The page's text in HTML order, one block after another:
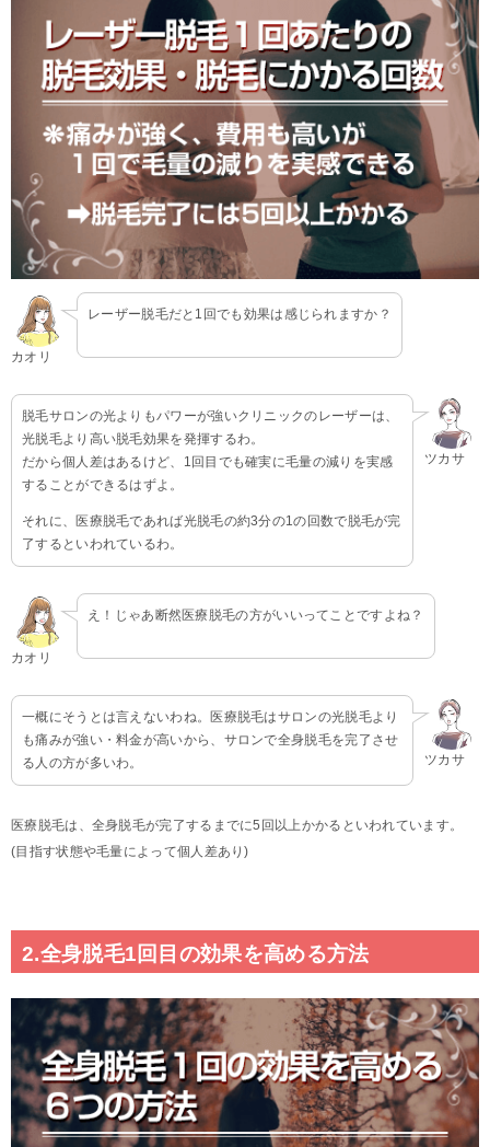
カオリ
レーザー脱毛だと1回でも効果は感じられますか？
ツカサ
脱毛サロンの光よりもパワーが強いクリニックのレーザーは、
光脱毛より高い脱毛効果を発揮するわ。
だから個人差はあるけど、1回目でも確実に毛量の減りを実感
することができるはずよ。
それに、医療脱毛であれば光脱毛の約3分の1の回数で脱毛が完
了するといわれているわ。
カオリ
え！じゃあ断然医療脱毛の方がいいってことですよね？
ツカサ
一概にそうとは言えないわね。医療脱毛はサロンの光脱毛より
も痛みが強い・料金が高いから、サロンで全身脱毛を完了させ
る人の方が多いわ。
医療脱毛は、全身脱毛が完了するまでに5回以上かかるといわれています。
(目指す状態や毛量によって個人差あり)
2.全身脱毛1回目の効果を高める方法